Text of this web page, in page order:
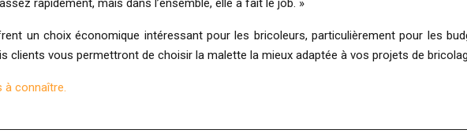
rapidement, mais dans l’ensemble, elle a fait le job. »
un choix économique intéressant pour les bricoleurs, particulièrement pour les
clients vous permettront de choisir la malette la mieux adaptée à vos projets de
à connaître.